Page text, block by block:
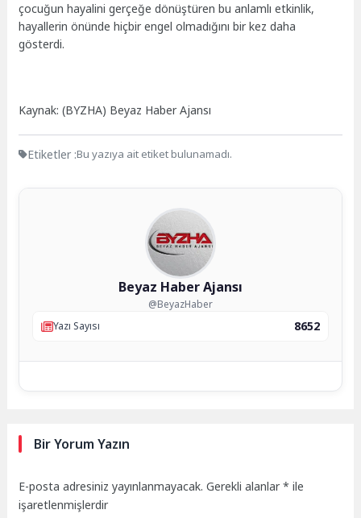
çocuğun hayalini gerçeğe dönüştüren bu anlamlı etkinlik,
hayallerin önünde hiçbir engel olmadığını bir kez daha
gösterdi.
Kaynak: (BYZHA) Beyaz Haber Ajansı
Etiketler :Bu yazıya ait etiket bulunamadı.
Beyaz Haber Ajansı
@BeyazHaber
Yazı Sayısı
8652
Bir Yorum Yazın
E-posta adresiniz yayınlanmayacak. Gerekli alanlar* ile
işaretlenmişlerdir